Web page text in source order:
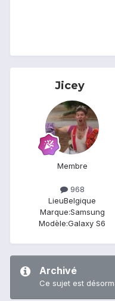
Jicey
Membre
968
LieuBelgique
Marque:Samsung
Modèle:Galaxy S6
Archivé
Ce sujet est